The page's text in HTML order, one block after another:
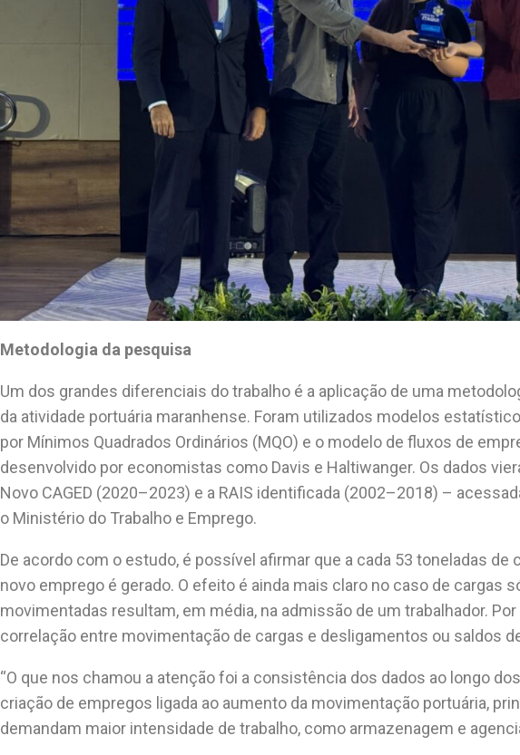
Metodologia da pesquisa
Um dos grandes diferenciais do trabalho é a aplicação de uma
da atividade portuária maranhense. Foram utilizados modelos
por Mínimos Quadrados Ordinários (MQO) e o modelo de fluxos de
desenvolvido por economistas como Davis e Haltiwanger. Os dados
Novo CAGED (2020–2023) e a RAIS identificada (2002–2018) –
o Ministério do Trabalho e Emprego.
De acordo com o estudo, é possível afirmar que a cada 53 toneladas de
novo emprego é gerado. O efeito é ainda mais claro no caso de cargas
movimentadas resultam, em média, na admissão de um trabalhador.
correlação entre movimentação de cargas e desligamentos ou saldos
“O que nos chamou a atenção foi a consistência dos dados ao longo
criação de empregos ligada ao aumento da movimentação portuária,
demandam maior intensidade de trabalho, como armazenagem e